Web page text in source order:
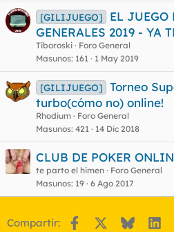
[GILIJUEGO]
EL JUEGO
GENERALES 2019 - YA
Tiboroski
Foro General
Masunos 161 1 May 2019
[GILIJUEGO]
Torneo
turbo(cómo no) online!
Rhodium
Foro General
Masunos 421 14 Dic 2018
CLUB DE POKER
te parto el himen
Foro General
Masunos 19 6 Ago 2017
Compartir: Facebook Bluesky